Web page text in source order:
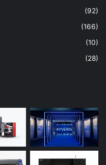
(92)
(166)
(10)
(28)